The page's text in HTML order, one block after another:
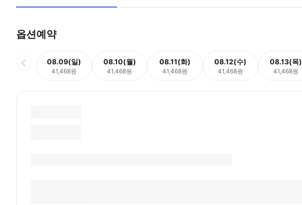
옵션예약
08.09(일)
41,468원
08.10(월)
41,468원
08.11(화)
41,468원
08.12(수)
41,468원
08.13(목)
41,468원